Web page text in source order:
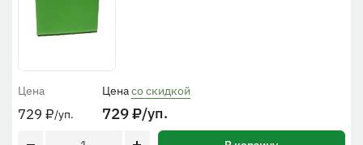
Цена
729 ₽/уп.
Ценасо скидкой
729₽/уп.